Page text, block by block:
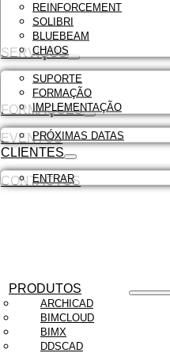
REINFORCEMENT
SOLIBRI
BLUEBEAM
CHAOS
SERVIÇOS
SUPORTE
FORMAÇÃO
IMPLEMENTAÇÃO
FORMAÇÕES
PRÓXIMAS DATAS
EVENTOS
CLIENTES
ENTRAR
CONTACTOS
PRODUTOS
ARCHICAD
BIMCLOUD
BIMX
DDSCAD